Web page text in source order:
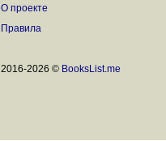
О проекте
Правила
2016-2026 © BooksList.me